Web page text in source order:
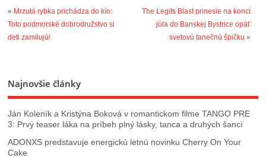
« Mrzutá rybka prichádza do kín:
Toto podmorské dobrodružstvo si
deti zamilujú!
The Legits Blast prinesie na konci
júla do Banskej Bystrice opäť
svetovú tanečnú špičku »
Najnovšie články
Ján Koleník a Kristýna Boková v romantickom filme TANGO PRE
3: Prvý teaser láka na príbeh plný lásky, tanca a druhých šancí
ADONXS predstavuje energickú letnú novinku Cherry On Your
Cake